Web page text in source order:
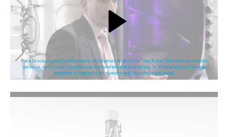
Para la visualización de videos, utilizamos el servicio "YouTube". Durante el uso del
servicio, se utilizan cookies y se transmiten datos a terceros. Puede encontrar más
detalles al respecto en nuestra política de privacidad.